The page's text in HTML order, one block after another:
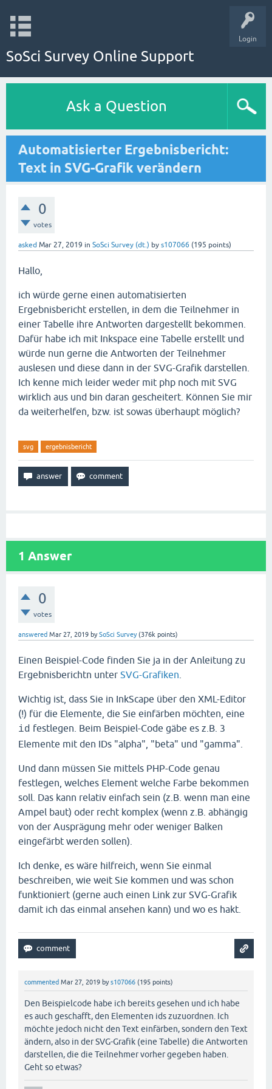
Login
SoSci Survey Online Support
Ask a Question
Automatisierter Ergebnisbericht:
Text in SVG-Grafik verändern
0
votes
asked Mar 27, 2019 in SoSci Survey (dt.) by s107066 (195 points)
Hallo,
ich würde gerne einen automatisierten
Ergebnisbericht erstellen, in dem die Teilnehmer in
einer Tabelle ihre Antworten dargestellt bekommen.
Dafür habe ich mit Inkspace eine Tabelle erstellt und
würde nun gerne die Antworten der Teilnehmer
auslesen und diese dann in der SVG-Grafik darstellen.
Ich kenne mich leider weder mit php noch mit SVG
wirklich aus und bin daran gescheitert. Können Sie mir
da weiterhelfen, bzw. ist sowas überhaupt möglich?
svg ergebnisbericht
1 Answer
0
votes
answered Mar 27, 2019 bySoSci Survey (376k points)
Einen Beispiel-Code finden Sie ja in der Anleitung zu
Ergebnisberichtn unter SVG-Grafiken
Wichtig ist, dass Sie in InkScape über den XML-Editor
(!) für die Elemente, die Sie einfärben möchten, eine
id festlegen. Beim Beispiel-Code gäbe es z.B. 3
Elemente mit den IDs "alpha", "beta" und "gamma".
Und dann müssen Sie mittels PHP-Code genau
festlegen, welches Element welche Farbe bekommen
soll. Das kann relativ einfach sein (z.B. wenn man eine
Ampel baut) oder recht komplex (wenn z.B. abhängig
von der Ausprägung mehr oder weniger Balken
eingefärbt werden sollen).
Ich denke, es wäre hilfreich, wenn Sie einmal
beschreiben, wie weit Sie kommen und was schon
funktioniert (gerne auch einen Link zur SVG-Grafik
damit ich das einmal ansehen kann) und wo es hakt.
commented Mar 27, 2019 bys107066 (195 points)
Den Beispielcode habe ich bereits gesehen und ich habe
es auch geschafft, den Elementen ids zuzuordnen. Ich
möchte jedoch nicht den Text einfärben, sondern den Text
ändern, also in der SVG-Grafik (eine Tabelle) die Antworten
darstellen, die die Teilnehmer vorher gegeben haben.
Geht so etwas?